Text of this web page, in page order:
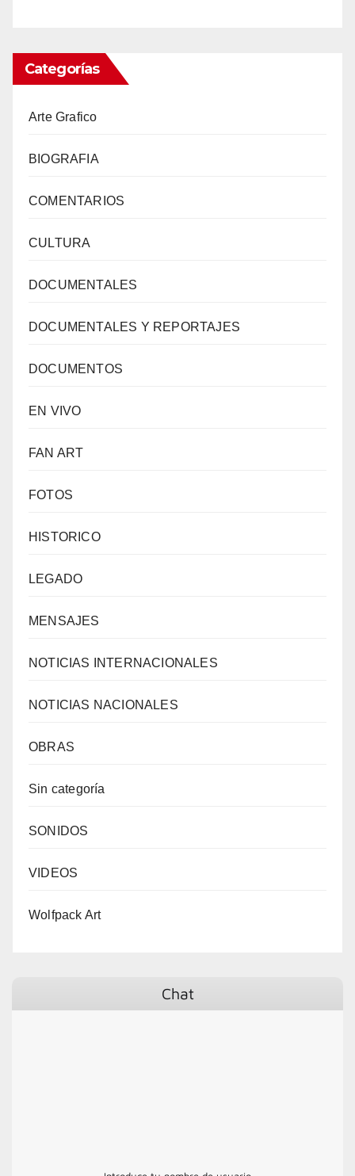
Categorías
Arte Grafico
BIOGRAFIA
COMENTARIOS
CULTURA
DOCUMENTALES
DOCUMENTALES Y REPORTAJES
DOCUMENTOS
EN VIVO
FAN ART
FOTOS
HISTORICO
LEGADO
MENSAJES
NOTICIAS INTERNACIONALES
NOTICIAS NACIONALES
OBRAS
Sin categoría
SONIDOS
VIDEOS
Wolfpack Art
Chat